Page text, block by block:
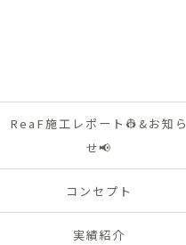
ReaF施工レポート👷&お知ら
せ📢
コンセプト
実績紹介